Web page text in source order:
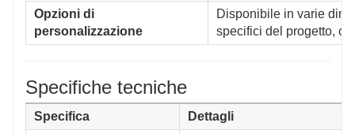
Opzioni di
personalizzazione
Disponibile in varie
specifici del progetto,
Specifiche tecniche
Specifica
Dettagli